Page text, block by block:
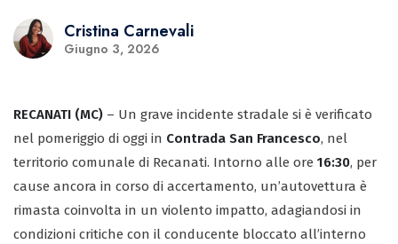
Cristina Carnevali
Giugno 3, 2026
RECANATI (MC) – Un grave incidente stradale si è verificato
nel pomeriggio di oggi in Contrada San Francesco, nel
territorio comunale di Recanati. Intorno alle ore 16:30, per
cause ancora in corso di accertamento, un’autovettura è
rimasta coinvolta in un violento impatto, adagiandosi in
condizioni critiche con il conducente bloccato all’interno